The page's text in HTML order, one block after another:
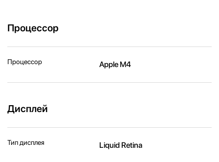
Процессор
Процессор Apple M4
Дисплей
Тип дисплея Liquid Retina